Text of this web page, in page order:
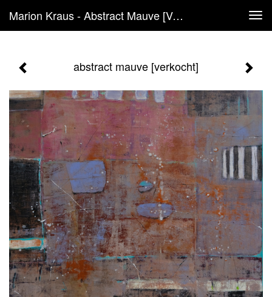
Marion Kraus - Abstract Mauve [verkocht]
abstract mauve [verkocht]